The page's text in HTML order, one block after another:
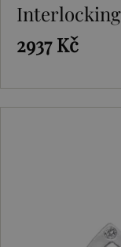
Interlocking
2937 Kč